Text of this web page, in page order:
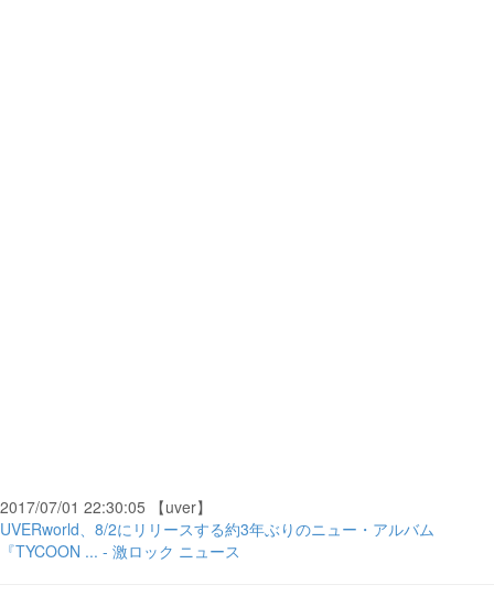
2017/07/01 22:30:05 【uver】
UVERworld、8/2にリリースする約3年ぶりのニュー・アルバム
『TYCOON ... - 激ロック ニュース